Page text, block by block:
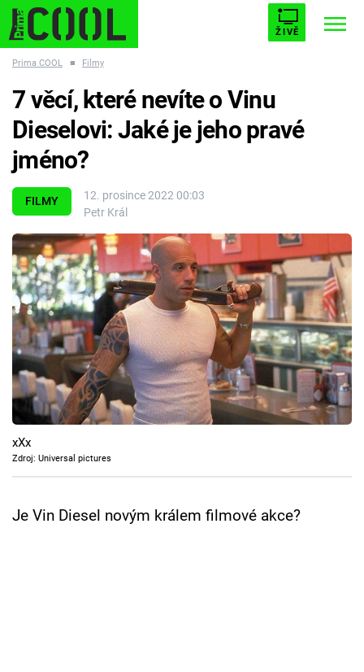
ŽIVĚ
ESCAPE PLNEJ KOTEL AVENGERS 5
Témata
Filmy
Seriály
Hry
Cool Esport
Pořady
TV Program
Prima COOL ■ Filmy
FILMY
12. prosince 2022 00:03
Petr Král
7 věcí, které nevíte o Vinu
Dieselovi: Jaké je jeho pravé
jméno?
xXx
Zdroj: Universal pictures
Je Vin Diesel novým králem filmové akce?